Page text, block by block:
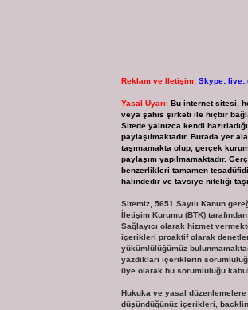
Reklam ve İletişim: Skype:
Yasal Uyarı: Bu internet sitesi,
veya şahıs şirketi ile hiçbir
Sitede yalnızca kendi
paylaşılmaktadır. Burada yer
taşımamakta olup, gerçek
paylaşım yapılmamaktadır.
benzerlikleri tamamen
halindedir ve tavsiye niteliği
Sitemiz, 5651 Sayılı Kanun
İletişim Kurumu (BTK)
Sağlayıcı olarak hizmet
içerikleri proaktif olarak
yükümlülüğümüz
yazdıkları içeriklerin
üye olarak bu sorumluluğu
Hukuka ve yasal düzenlemelere
düşündüğünüz içerikleri,